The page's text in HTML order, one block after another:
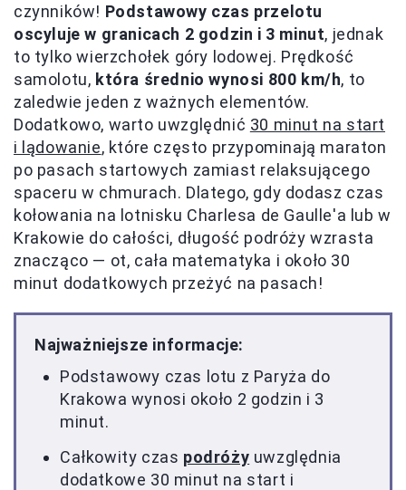
czynników! Podstawowy czas przelotu
oscyluje w granicach 2 godzin i 3 minut, jednak
to tylko wierzchołek góry lodowej. Prędkość
samolotu, która średnio wynosi 800 km/h, to
zaledwie jeden z ważnych elementów.
Dodatkowo, warto uwzględnić 30 minut na start
i lądowanie, które często przypominają maraton
po pasach startowych zamiast relaksującego
spaceru w chmurach. Dlatego, gdy dodasz czas
kołowania na lotnisku Charlesa de Gaulle'a lub w
Krakowie do całości, długość podróży wzrasta
znacząco — ot, cała matematyka i około 30
minut dodatkowych przeżyć na pasach!
Najważniejsze informacje:
Podstawowy czas lotu z Paryża do
Krakowa wynosi około 2 godzin i 3
minut.
Całkowity czas podróży uwzględnia
dodatkowe 30 minut na start i